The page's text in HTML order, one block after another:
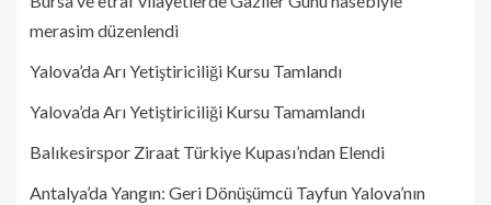
merasim düzenlendi
Yalova’da Arı Yetiştiriciliği Kursu Tamlandı
Yalova’da Arı Yetiştiriciliği Kursu Tamamlandı
Balıkesirspor Ziraat Türkiye Kupası’ndan Elendi
Antalya’da Yangın: Geri Dönüşümcü Tayfun Yalova’nın